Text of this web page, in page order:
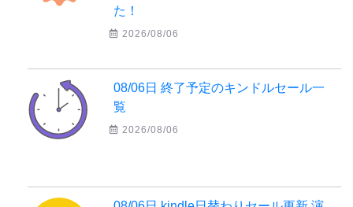
た！
2026/08/06
08/06日 終了予定のキンドルセール一
覧
2026/08/06